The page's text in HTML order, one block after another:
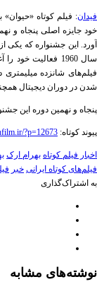
فیدان: فیلم کوتاه «حیوان»
آورد. این جشنواره که یکی
سال 1960 فعالیت
فیلم‌های شانزده
شدن در دوران دیجیتال
پنجاه و نهمین دوره این جشنواره از تاریخ 10 تا 13 اکتبر در
پیوند کوتاه: ?p=12673
اخبار فیلم کوتاه بهرام ارک
فیلم‌های کوتاه ایرانی خبر
به اشتراک‌گذاری
نوشته‌های مشابه